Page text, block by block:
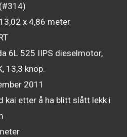
x 4,86 meter
6L 525 IIPS dieselmotor,
13,3 knop.
2011
kai etter å ha blitt slått lekk i